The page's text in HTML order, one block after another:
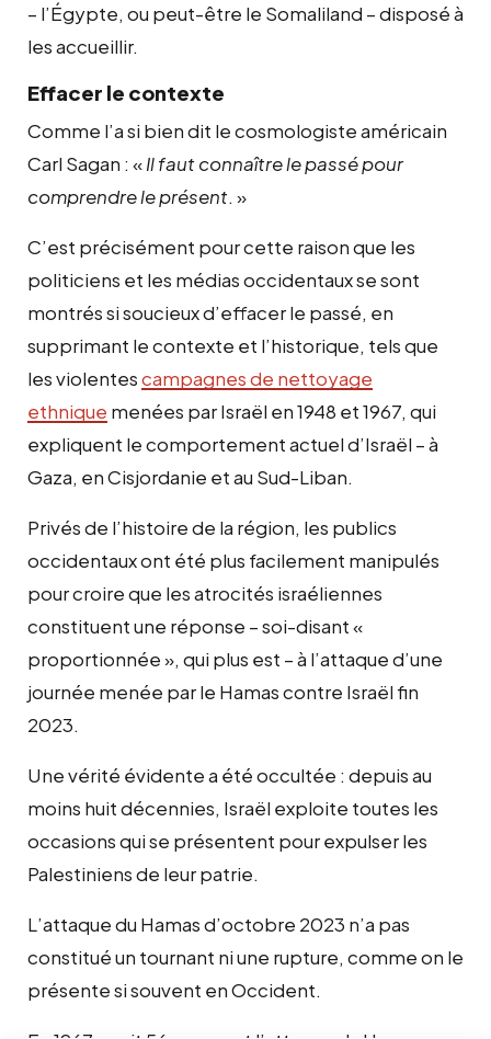
– l’Égypte, ou peut-être le Somaliland – disposé à
les accueillir.
Effacer le contexte
Comme l’a si bien dit le cosmologiste américain
Carl Sagan : «Il faut connaître le passé pour
comprendre le présent. »
C’est précisément pour cette raison que les
politiciens et les médias occidentaux se sont
montrés si soucieux d’effacer le passé, en
supprimant le contexte et l’historique, tels que
les violentescampagnes de nettoyage
ethnique menées par Israël en 1948 et 1967, qui
expliquent le comportement actuel d’Israël – à
Gaza, en Cisjordanie et au Sud-Liban.
Privés de l’histoire de la région, les publics
occidentaux ont été plus facilement manipulés
pour croire que les atrocités israéliennes
constituent une réponse – soi-disant «
proportionnée », qui plus est – à l’attaque d’une
journée menée par le Hamas contre Israël fin
2023.
Une vérité évidente a été occultée : depuis au
moins huit décennies, Israël exploite toutes les
occasions qui se présentent pour expulser les
Palestiniens de leur patrie.
L’attaque du Hamas d’octobre 2023 n’a pas
constitué un tournant ni une rupture, comme on le
présente si souvent en Occident.